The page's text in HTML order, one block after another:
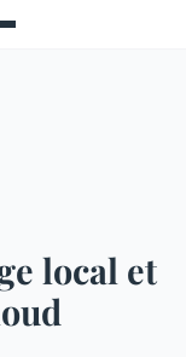
local et